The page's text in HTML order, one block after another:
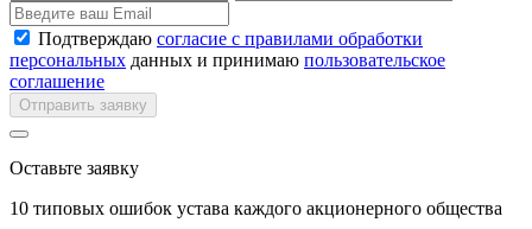
Подтверждаю согласие с правилами обработки
персональных данных и принимаю пользовательское
соглашение
Отправить заявку
Оставьте заявку
10 типовых ошибок устава каждого акционерного общества